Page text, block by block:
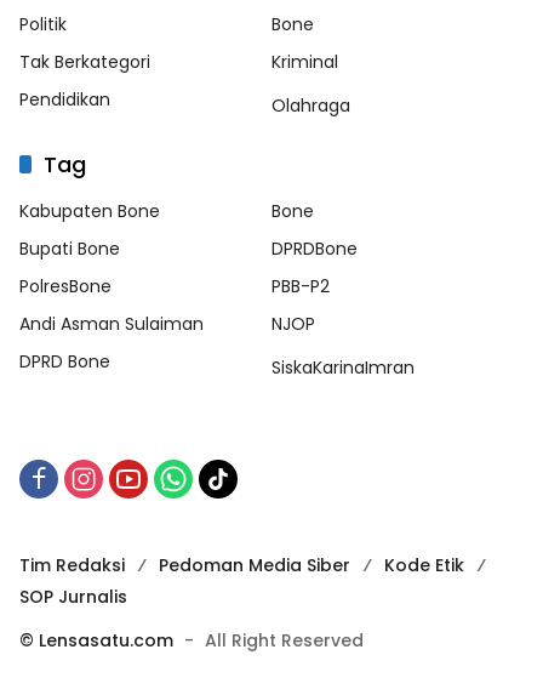
Politik
Bone
Tak Berkategori
Kriminal
Pendidikan
Olahraga
Tag
Kabupaten Bone
Bone
Bupati Bone
DPRDBone
PolresBone
PBB-P2
Andi Asman Sulaiman
NJOP
DPRD Bone
SiskaKarinaImran
Tim Redaksi Pedoman Media Siber
Kode Etik
SOP Jurnalis
© Lensasatu.com - All Right Reserved